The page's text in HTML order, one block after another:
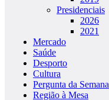
Presidenciais
2026
2021
Mercado
Saúde
Desporto
Cultura
Pergunta da Semana
Região à Mesa